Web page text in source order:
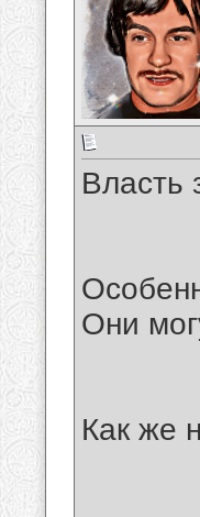
Власть
Они
Как же